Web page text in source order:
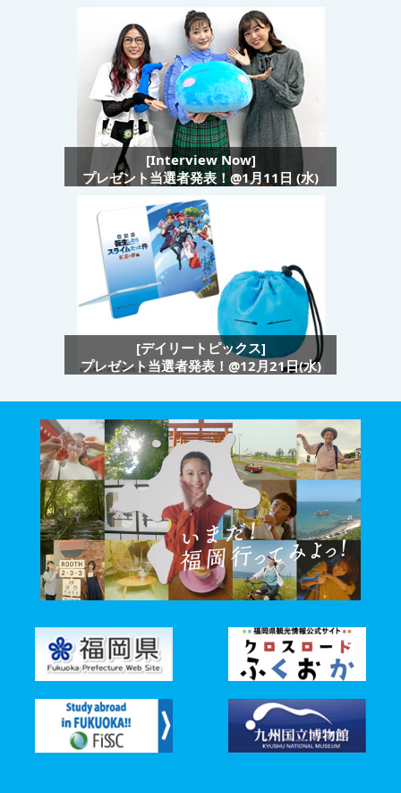
[Interview Now]
プレゼント当選者発表！@1月11日 (水)
[デイリートピックス]
プレゼント当選者発表！@12月21日(水)